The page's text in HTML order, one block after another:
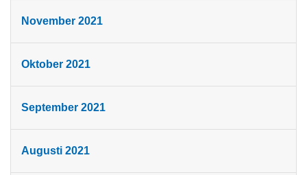
November 2021
Oktober 2021
September 2021
Augusti 2021